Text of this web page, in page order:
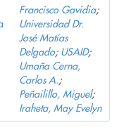
Francisco Gavidia;
Universidad Dr.
José Matías
Delgado; USAID;
Umaña Cerna,
Carlos A.;
Peñailillo, Miguel;
Iraheta, May Evelyn